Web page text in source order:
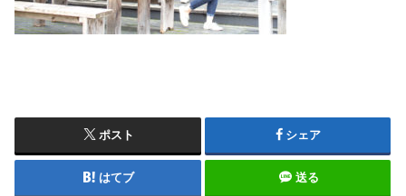
ポスト シェア
はてブ 送る